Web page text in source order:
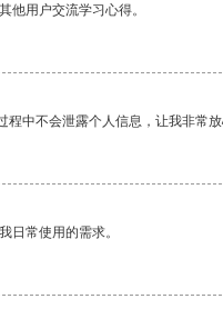
他用户交流学习心得。
程中不会泄露个人信息，让我非常
日常使用的需求。